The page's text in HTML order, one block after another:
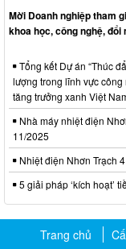
Mời Doanh nghiệp tham
khoa học, công nghệ,
Tổng kết Dự án “Thúc
lượng trong lĩnh vực
tăng trưởng xanh Việt
Nhà máy nhiệt điện
11/2025
Nhiệt điện Nhơn Trạch
5 giải pháp ‘kích hoạt’
Trang chủ